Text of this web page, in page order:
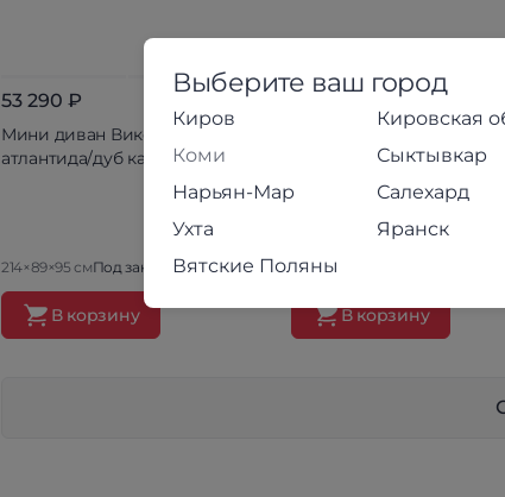
53 290 ₽
Мини диван Виконт 1,6 м
атлантида/дуб канадский
214×89×95 смПод заказ
В корзину
Мини диван Виконт 1,5 м
204×89×95 см
В корзину
Выберите ваш город
Киров
Кировская
Коми
Сыктывкар
Нарьян-Мар
Салехард
Ухта
Яранск
Вятские Поляны